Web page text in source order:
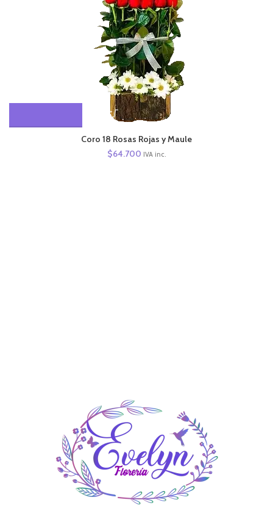
Coro 18 Rosas Rojas y Maule
$64.700 IVA inc.